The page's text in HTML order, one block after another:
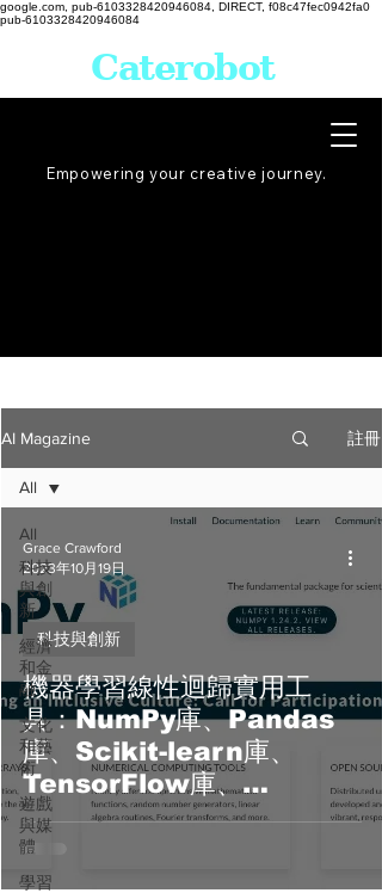
google.com, pub-6103328420946084, DIRECT, f08c47fec0942fa0
pub-6103328420946084
Empowering your creative journey.
Caterobot
AI Magazine 註冊
All
科技
與創
新
經濟
和金
融
文化
和藝
術
遊戲
與媒
體
學習
All
機器學習線性迴歸實用工
具：NumPy庫、Pandas
庫、Scikit-learn庫、
TensorFlow庫、
Statsmodels庫
科技與創新
Grace Crawford
2023年10月19日